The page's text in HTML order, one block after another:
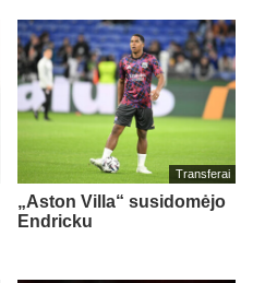
Transferai
„Aston Villa“ susidomėjo
Endricku